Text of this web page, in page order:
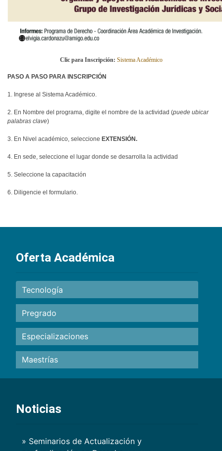
Clic para Inscripción: Sistema Académico
PASO A PASO PARA INSCRIPCIÓN
1. Ingrese al Sistema Académico.
2. En Nombre del programa, digite el nombre de la actividad (puede ubicar
palabras clave)
3. En Nivel académico, seleccione EXTENSIÓN.
4. En sede, seleccione el lugar donde se desarrolla la actividad
5. Seleccione la capacitación
6. Diligencie el formulario.
Oferta Académica
Tecnología
Pregrado
Especializaciones
Maestrías
Noticias
» Seminarios de Actualización y